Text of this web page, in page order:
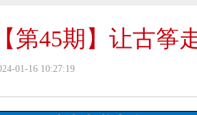
【第45期】让古
01-16 10:27:19